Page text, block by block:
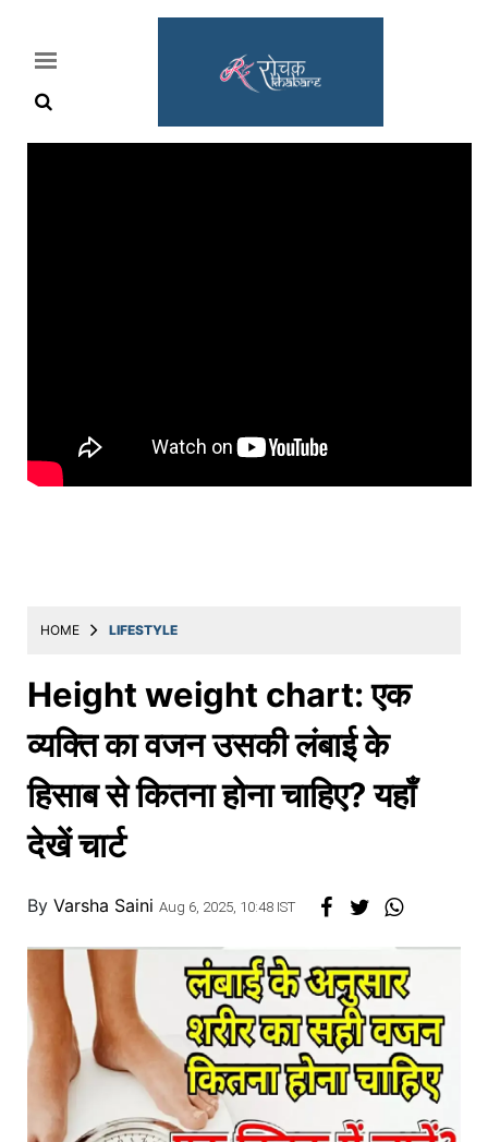
&
मराठी
मनोरंजन
स्पोर्ट्स
बिझनेस
लाईफस्टाईल
ट्रॅव्हल
खाना
HOME LIFESTYLE
Height weight chart: एक
व्यक्ति का वजन उसकी लंबाई के
हिसाब से कितना होना चाहिए? यहाँ
देखें चार्ट
By Varsha Saini Aug 6, 2025, 10:48 IST